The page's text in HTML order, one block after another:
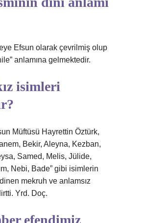
Efsun olarak çevrilmiş olup
anlamına gelmektedir.
isimleri
Müftüsü Hayrettin Öztürk,
Bekir, Aleyna, Kezban,
Samed, Melis, Jülide,
Nebi, Bade” gibi isimlerin
mekruh ve anlamsız
Yrd. Doç.
efendimiz